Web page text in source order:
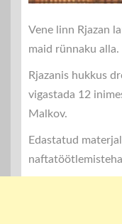
Vene linn Rjazan
maid rünnaku alla.
Rjazanis hukkus
vigastada 12
Malkov.
Edastatud